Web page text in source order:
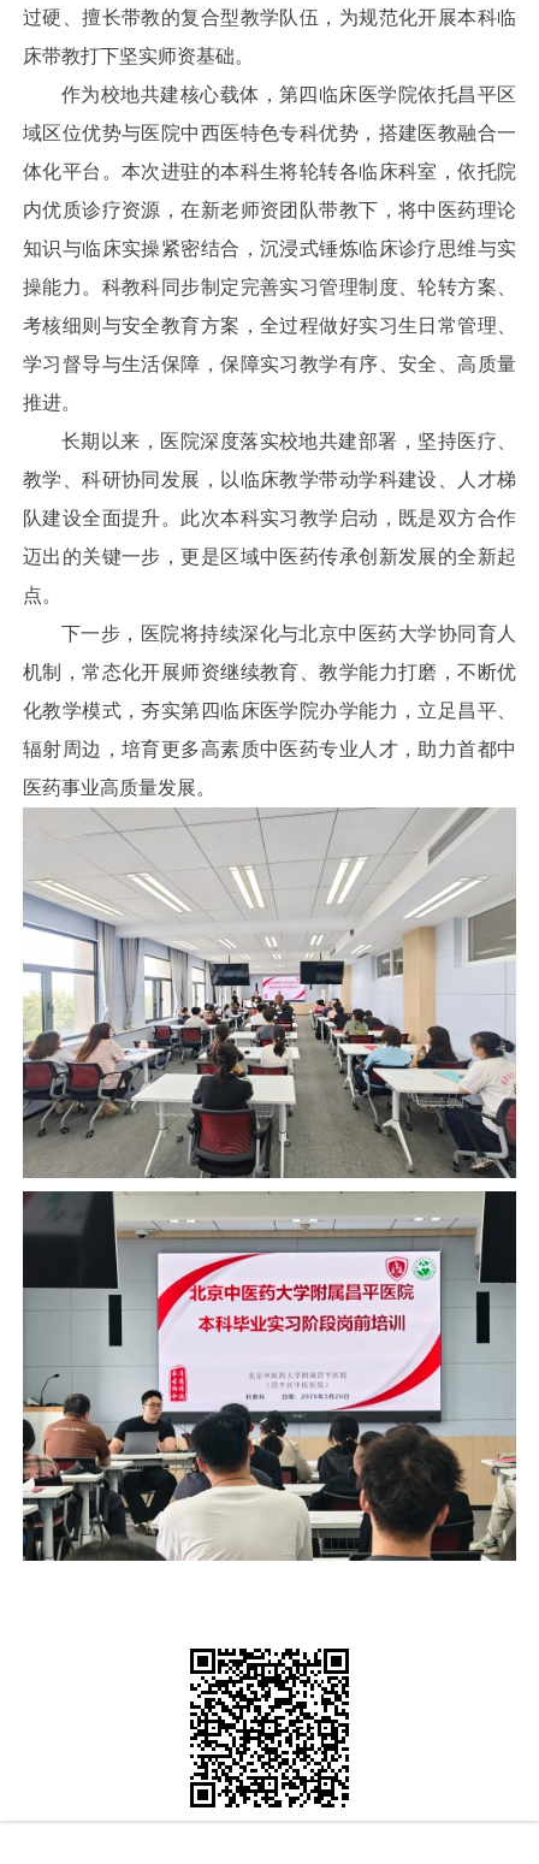
过硬、擅长带教的复合型教学队伍，为规范化开展本科临
床带教打下坚实师资基础。
作为校地共建核心载体，第四临床医学院依托昌平区
域区位优势与医院中西医特色专科优势，搭建医教融合一
体化平台。本次进驻的本科生将轮转各临床科室，依托院
内优质诊疗资源，在新老师资团队带教下，将中医药理论
知识与临床实操紧密结合，沉浸式锤炼临床诊疗思维与实
操能力。科教科同步制定完善实习管理制度、轮转方案、
考核细则与安全教育方案，全过程做好实习生日常管理、
学习督导与生活保障，保障实习教学有序、安全、高质量
推进。
长期以来，医院深度落实校地共建部署，坚持医疗、
教学、科研协同发展，以临床教学带动学科建设、人才梯
队建设全面提升。此次本科实习教学启动，既是双方合作
迈出的关键一步，更是区域中医药传承创新发展的全新起
点。
下一步，医院将持续深化与北京中医药大学协同育人
机制，常态化开展师资继续教育、教学能力打磨，不断优
化教学模式，夯实第四临床医学院办学能力，立足昌平、
辐射周边，培育更多高素质中医药专业人才，助力首都中
医药事业高质量发展。